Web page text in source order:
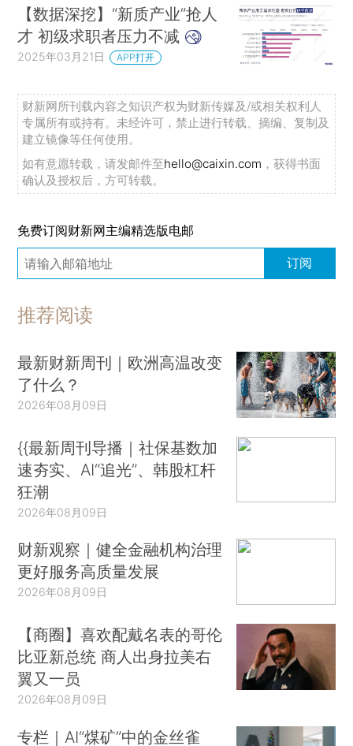
【数据深挖】“新质产业”抢人
才 初级求职者压力不减
2025年03月21日 APP打开
财新网所刊载内容之知识产权为财新传媒及/或相关权利人
专属所有或持有。未经许可，禁止进行转载、摘编、复制及
建立镜像等任何使用。
如有意愿转载，请发邮件至hello@caixin.com ，获得书面
确认及授权后，方可转载。
免费订阅财新网主编精选版电邮
订阅
推荐阅读
最新财新周刊｜欧洲高温改变
了什么？
2026年08月09日
{{最新周刊导播｜社保基数加
速夯实、AI“追光”、韩股杠杆
狂潮
2026年08月09日
财新观察｜健全金融机构治理
更好服务高质量发展
2026年08月09日
【商圈】喜欢配戴名表的哥伦
比亚新总统 商人出身拉美右
翼又一员
2026年08月09日
专栏｜AI“煤矿”中的金丝雀